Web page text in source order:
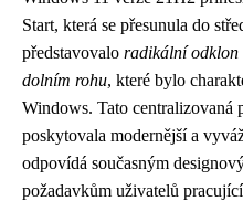
Start, která se přesunula do
představovalo radikální odklon
dolním rohu, které bylo
Windows. Tato centralizovaná
poskytovala modernější a
odpovídá současným
požadavkům uživatelů